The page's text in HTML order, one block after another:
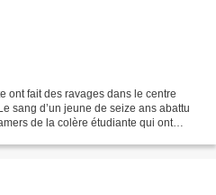
ont fait des ravages dans le centre
sang d’un jeune de seize ans abattu
de la colère étudiante qui ont